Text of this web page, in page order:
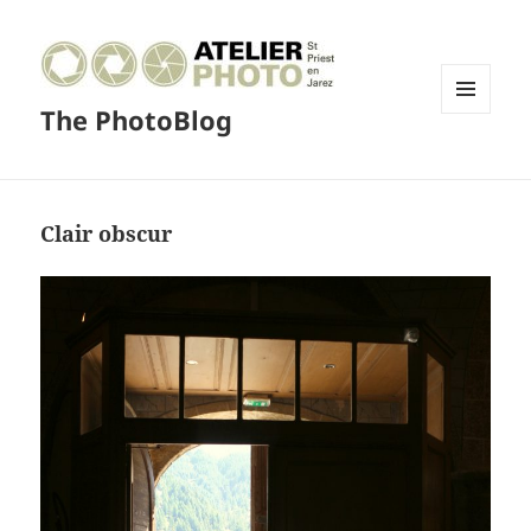
The PhotoBlog
Clair obscur